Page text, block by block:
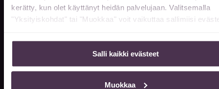
kerätty, kun olet käyttänyt heidän palvelujaan. Valitsemalla
"Yksityiskohdat" tai "Muokkaa" voit vaikuttaa sallimiisi
Salli kaikki evästeet
Muokkaa
Jätä meille viesti